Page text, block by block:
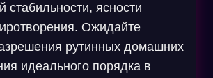
стабильности, ясности
Ожидайте
рутинных домашних
идеального порядка в